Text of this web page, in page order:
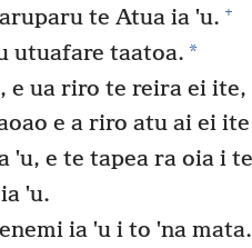
te Atua ia ˈu. +
utuafare taatoa. *
e ua riro te reira ei ite,
e a riro atu ai ei ite
ˈu, e te tapea ra oia i
ˈu.
ia ˈu i to ˈna mata.